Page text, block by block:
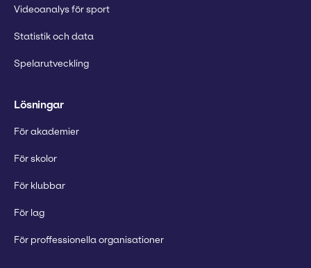
Videoanalys för sport
Statistik och data
Spelarutveckling
Lösningar
För akademier
För skolor
För klubbar
För lag
För proffessionella organisationer